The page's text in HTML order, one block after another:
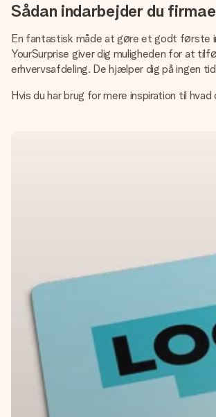
Sådan indarbejder du
En fantastisk måde at gøre et godt første
YourSurprise giver dig muligheden for at
erhvervsafdeling. De hjælper dig på ingen
Hvis du har brug for mere inspiration til